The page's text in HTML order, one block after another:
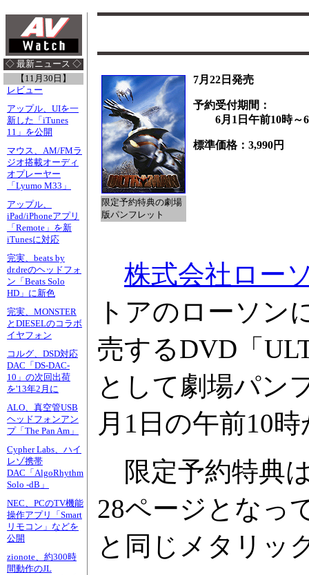
◇ 最新ニュース ◇
【11月30日】
レビュー
アップル、UIを一
新した「iTunes
11」を公開
マウス、AM/FMラ
ジオ搭載オーディ
オプレーヤー
「Lyumo M33」
アップル、
iPad/iPhoneアプリ
「Remote」を新
iTunesに対応
完実、beats by
dr.dreのヘッドフォ
ン「Beats Solo
HD」に新色
完実、MONSTER
とDIESELのコラボ
イヤフォン
コルグ、DSD対応
DAC「DS-DAC-
10」の次回出荷
を'13年2月に
ALO、真空管USB
ヘッドフォンアン
プ「The Pan Am」
Cypher Labs、ハイ
レゾ携帯
DAC「AlgoRhythm
Solo -dB」
NEC、PCのTV機能
操作アプリ「Smart
リモコン」などを
公開
zionote、約300時
間動作のJL
限定予約特典の劇場
版パンフレット
7月22日発売
予約受付期間：
6月1日午前10時～6
標準価格：3,990円
株式会社ロー
トアのローソン
売するDVD「
として劇場パン
月1日の午前10
限定予約特典
28ページとなっ
と同じメタリッ